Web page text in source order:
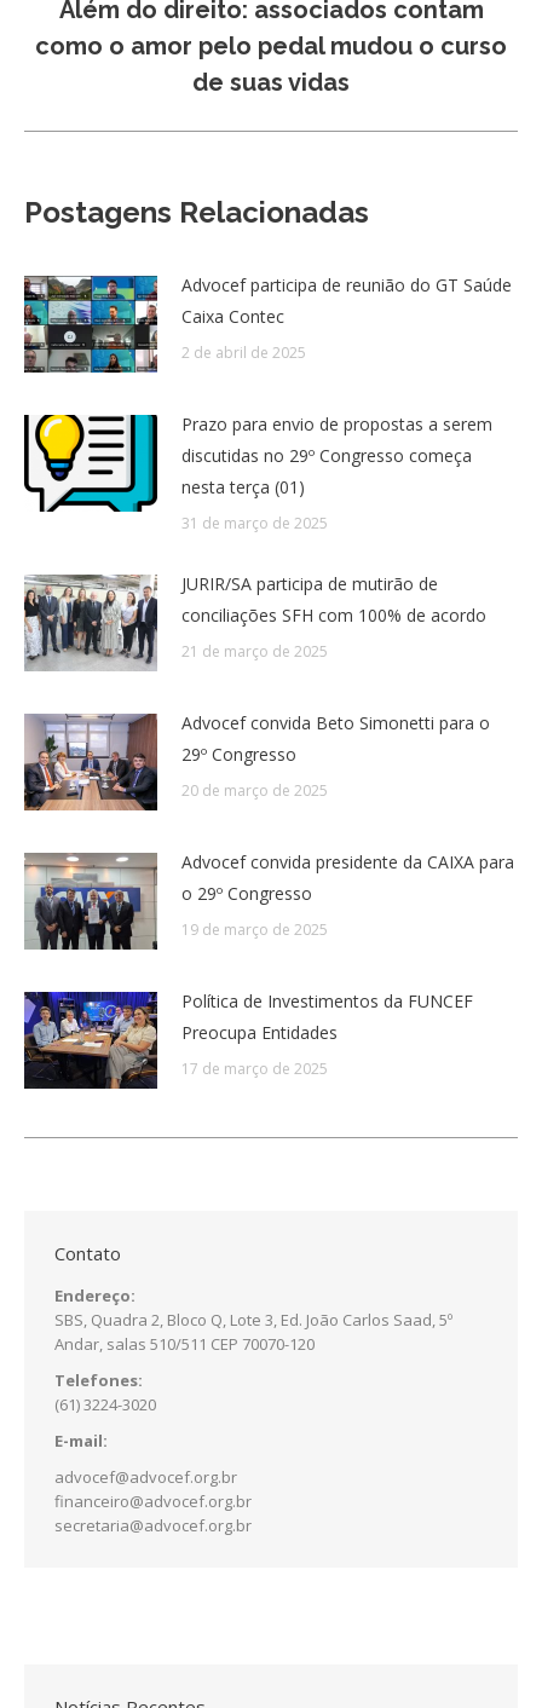
Próximo
post:
Além do direito: associados contam
como o amor pelo pedal mudou o curso
de suas vidas
Postagens Relacionadas
Advocef participa de reunião do GT Saúde
Caixa Contec
2 de abril de 2025
Prazo para envio de propostas a serem
discutidas no 29º Congresso começa
nesta terça (01)
31 de março de 2025
JURIR/SA participa de mutirão de
conciliações SFH com 100% de acordo
21 de março de 2025
Advocef convida Beto Simonetti para o
29º Congresso
20 de março de 2025
Advocef convida presidente da CAIXA para
o 29º Congresso
19 de março de 2025
Política de Investimentos da FUNCEF
Preocupa Entidades
17 de março de 2025
Contato
Endereço:
SBS, Quadra 2, Bloco Q, Lote 3, Ed. João Carlos Saad, 5º
Andar, salas 510/511 CEP 70070-120
Telefones:
(61) 3224-3020
E-mail:
advocef@advocef.org.br
financeiro@advocef.org.br
secretaria@advocef.org.br